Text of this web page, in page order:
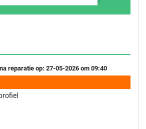
reparatie op: 27-05-2026 om 09:40